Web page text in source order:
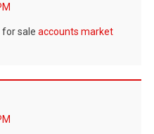
sale accounts market